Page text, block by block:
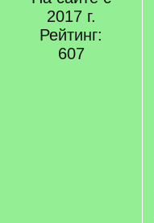
2017 г.
Рейтинг:
607